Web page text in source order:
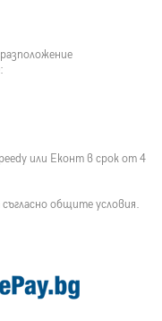
или Еконт в срок от 4
общите условия.